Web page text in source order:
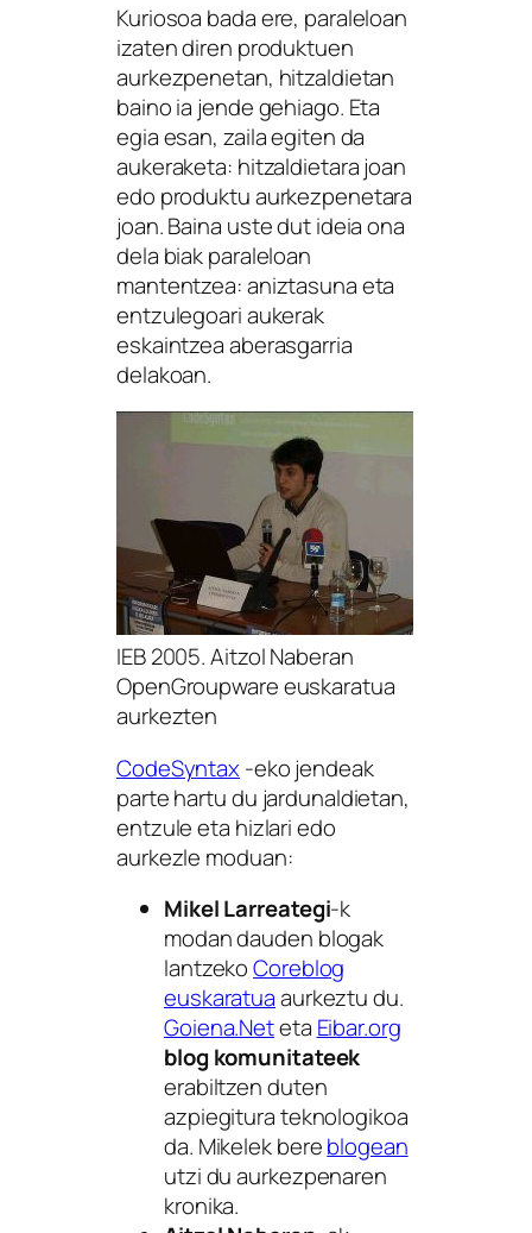
Kuriosoa bada ere, paraleloan
izaten diren produktuen
aurkezpenetan, hitzaldietan
baino ia jende gehiago. Eta
egia esan, zaila egiten da
aukeraketa: hitzaldietara joan
edo produktu aurkezpenetara
joan. Baina uste dut ideia ona
dela biak paraleloan
mantentzea: aniztasuna eta
entzulegoari aukerak
eskaintzea aberasgarria
delakoan.
IEB 2005. Aitzol Naberan
OpenGroupware euskaratua
aurkezten
CodeSyntax-eko jendeak
parte hartu du jardunaldietan,
entzule eta hizlari edo
aurkezle moduan:
Mikel Larreategi-k
modan dauden blogak
lantzekoCoreblog
euskaratuaaurkeztu du.
Goiena.Neteta Eibar.org
blog komunitateek
erabiltzen duten
azpiegitura teknologikoa
da. Mikelek bereblogean
utzi du aurkezpenaren
kronika.